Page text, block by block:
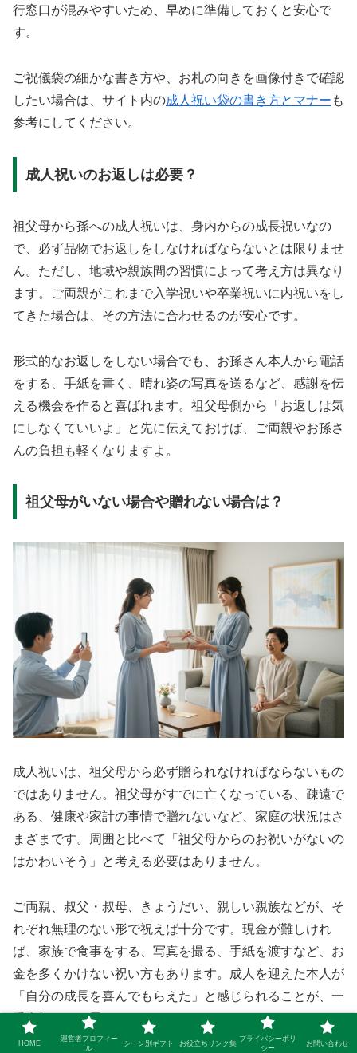
行窓口が混みやすいため、早めに準備しておくと安心で
す。
ご祝儀袋の細かな書き方や、お札の向きを画像付きで確認
したい場合は、サイト内の成人祝い袋の書き方とマナー も
参考にしてください。
成人祝いのお返しは必要？
祖父母から孫への成人祝いは、身内からの成長祝いなの
で、必ず品物でお返しをしなければならないとは限りませ
ん。ただし、地域や親族間の習慣によって考え方は異なり
ます。ご両親がこれまで入学祝いや卒業祝いに内祝いをし
てきた場合は、その方法に合わせるのが安心です。
形式的なお返しをしない場合でも、お孫さん本人から電話
をする、手紙を書く、晴れ姿の写真を送るなど、感謝を伝
える機会を作ると喜ばれます。祖父母側から「お返しは気
にしなくていいよ」と先に伝えておけば、ご両親やお孫さ
んの負担も軽くなりますよ。
祖父母がいない場合や贈れない場合は？
成人祝いは、祖父母から必ず贈られなければならないもの
ではありません。祖父母がすでに亡くなっている、疎遠で
ある、健康や家計の事情で贈れないなど、家庭の状況はさ
まざまです。周囲と比べて「祖父母からのお祝いがないの
はかわいそう」と考える必要はありません。
ご両親、叔父・叔母、きょうだい、親しい親族などが、そ
れぞれ無理のない形で祝えば十分です。現金が難しけれ
ば、家族で食事をする、写真を撮る、手紙を渡すなど、お
金を多くかけない祝い方もあります。成人を迎えた本人が
「自分の成長を喜んでもらえた」と感じられることが、一
番大切かなと思います。
HOME
運営者プロフィー
ル
シーン別ギフト お役立ちリンク集
プライバシーポリ
シー
お問い合わせ